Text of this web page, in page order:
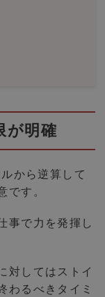
が明確
から逆算して
です。
事で力を発揮し
対してはストイ
わるべきタイミ